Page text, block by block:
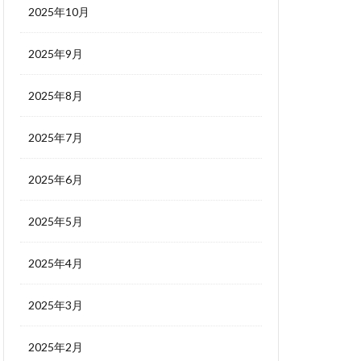
2025年10月
2025年9月
2025年8月
2025年7月
2025年6月
2025年5月
2025年4月
2025年3月
2025年2月